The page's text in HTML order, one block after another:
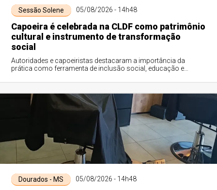
Sessão Solene 05/08/2026 - 14h48
Capoeira é celebrada na CLDF como patrimônio
cultural e instrumento de transformação
social
Autoridades e capoeiristas destacaram a importância da
prática como ferramenta de inclusão social, educação e
Dourados - MS 05/08/2026 - 14h48